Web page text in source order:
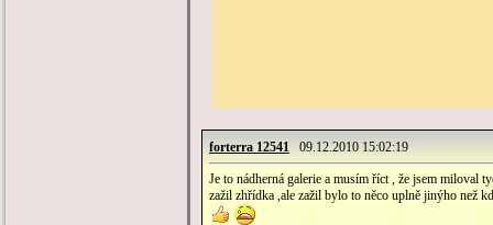
forterra 12541 09.12.2010 15:02:19
Je to nádherná galerie a musím říct , že jsem miloval
zažil zhřídka ,ale zažil bylo to něco uplně jinýho než